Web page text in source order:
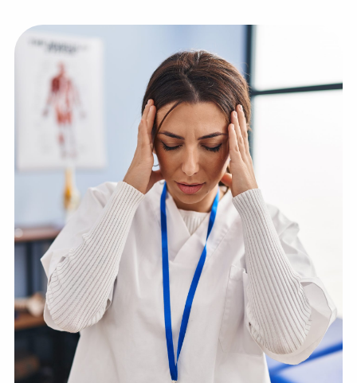
😓 Síntomas
📅 Pedir Cita
📰 Blog
🏢 Empresas
UBICACIONES
🔍 Buscador Clínicas
📍 Barrio del Pilar
📍 Chamberí - Centro
📍 Barrio Salamanca
📍 Carabanchel - Usera
📍 Bravo Murillo